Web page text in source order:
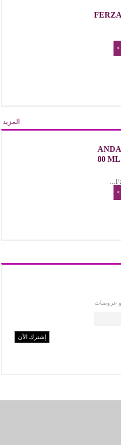
المزيد
80
و عروضات